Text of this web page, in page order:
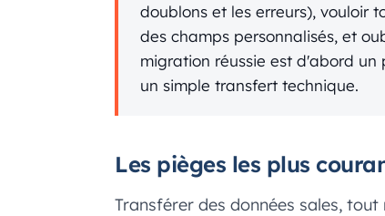
doublons et les erreurs), vouloir
des champs personnalisés, et
migration réussie est d'abord
un simple transfert technique.
Les pièges les plus
Transférer des données sales,